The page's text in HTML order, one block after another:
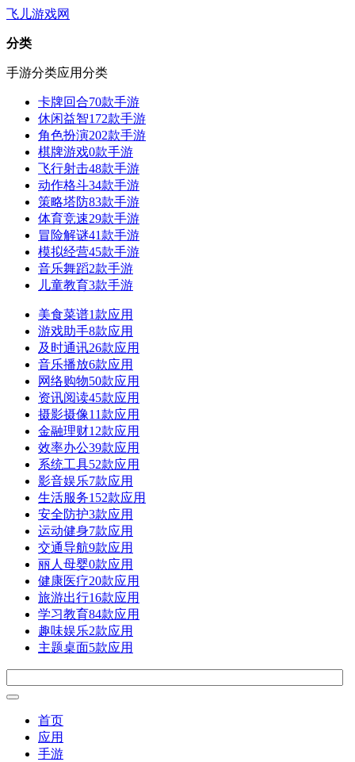
飞儿游戏网
分类
手游分类应用分类
卡牌回合70款手游
休闲益智172款手游
角色扮演202款手游
棋牌游戏0款手游
飞行射击48款手游
动作格斗34款手游
策略塔防83款手游
体育竞速29款手游
冒险解谜41款手游
模拟经营45款手游
音乐舞蹈2款手游
儿童教育3款手游
美食菜谱1款应用
游戏助手8款应用
及时通讯26款应用
音乐播放6款应用
网络购物50款应用
资讯阅读45款应用
摄影摄像11款应用
金融理财12款应用
效率办公39款应用
系统工具52款应用
影音娱乐7款应用
生活服务152款应用
安全防护3款应用
运动健身7款应用
交通导航9款应用
丽人母婴0款应用
健康医疗20款应用
旅游出行16款应用
学习教育84款应用
趣味娱乐2款应用
主题桌面5款应用
首页
应用
手游